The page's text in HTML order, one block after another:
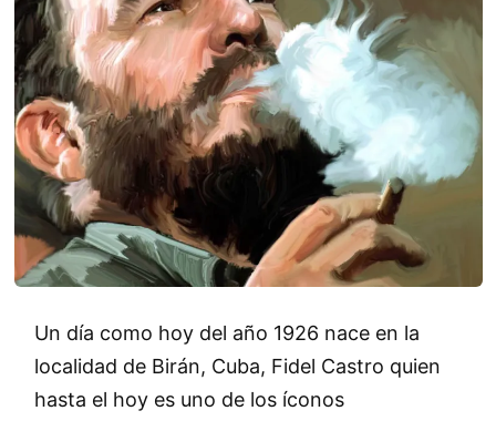
Un día como hoy del año 1926 nace en la
localidad de Birán, Cuba, Fidel Castro quien
hasta el hoy es uno de los íconos